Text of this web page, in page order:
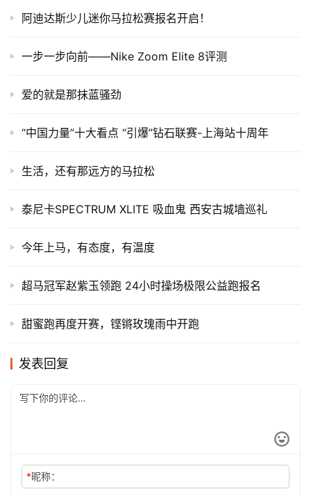
阿迪达斯少儿迷你马拉松赛报名开启！
一步一步向前——Nike Zoom Elite 8评测
爱的就是那抹蓝骚劲
“中国力量”十大看点 “引爆”钻石联赛-上海站十周年
生活，还有那远方的马拉松
泰尼卡SPECTRUM XLITE 吸血鬼 西安古城墙巡礼
今年上马，有态度，有温度
超马冠军赵紫玉领跑 24小时操场极限公益跑报名
甜蜜跑再度开赛，铿锵玫瑰雨中开跑
发表回复
*昵称：